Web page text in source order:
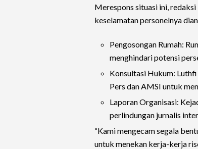
Merespons situasi ini,
keselamatan personelnya
Pengosongan Rumah:
menghindari potensi
Konsultasi Hukum:
Pers dan AMSI untuk
Laporan Organisasi:
perlindungan jurnalis
“Kami mengecam segala
untuk menekan kerja-kerja